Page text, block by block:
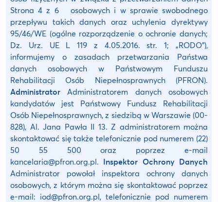
Strona 4 z 6 osobowych i w sprawie swobodnego
przepływu takich danych oraz uchylenia dyrektywy
95/46/WE (ogólne rozporządzenie o ochronie danych;
Dz. Urz. UE L 119 z 4.05.2016. str. 1; „RODO”),
informujemy o zasadach przetwarzania Państwa
danych osobowych w Państwowym Funduszu
Rehabilitacji Osób Niepełnosprawnych (PFRON).
Administrator Administratorem danych osobowych
kandydatów jest Państwowy Fundusz Rehabilitacji
Osób Niepełnosprawnych, z siedzibą w Warszawie (00-
828), Al. Jana Pawła II 13. Z administratorem można
skontaktować się także telefonicznie pod numerem (22)
50 55 500 oraz poprzez e-mail
kancelaria@pfron.org.pl. Inspektor Ochrony Danych
Administrator powołał inspektora ochrony danych
osobowych, z którym można się skontaktować poprzez
e-mail: iod@pfron.org.pl, telefonicznie pod numerem